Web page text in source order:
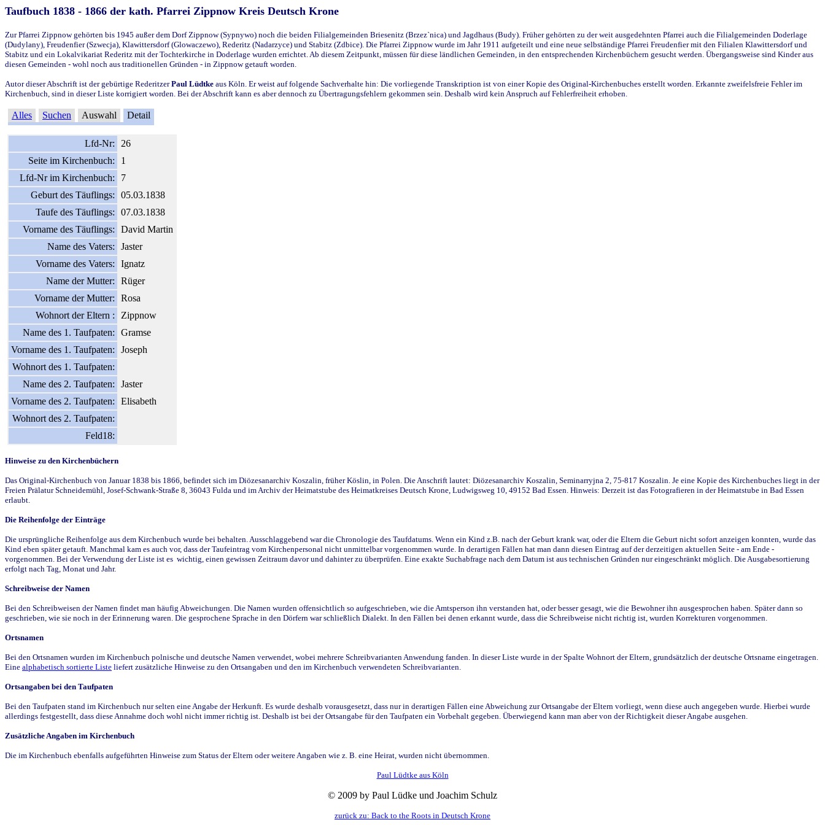
Taufbuch 1838 - 1866 der kath. Pfarrei Zippnow Kreis Deutsch Krone
Zur Pfarrei Zippnow gehörten bis 1945 außer dem Dorf Zippnow (Sypnywo) noch die beiden Filialgemeinden Briesenitz (Brzez`nica) und Jagdhaus (Budy). Früher gehörten zu der weit ausgedehnten Pfarrei auch die Filialgemeinden Doderlage
(Dudylany), Freudenfier (Szwecja), Klawittersdorf (Glowaczewo), Rederitz (Nadarzyce) und Stabitz (Zdbice). Die Pfarrei Zippnow wurde im Jahr 1911 aufgeteilt und eine neue selbständige Pfarrei Freudenfier mit den Filialen Klawittersdorf und
Stabitz und ein Lokalvikariat Rederitz mit der Tochterkirche in Doderlage wurden errichtet. Ab diesem Zeitpunkt, müssen für diese ländlichen Gemeinden, in den entsprechenden Kirchenbüchern gesucht werden. Übergangsweise sind Kinder aus
diesen Gemeinden - wohl noch aus traditionellen Gründen - in Zippnow getauft worden.
Autor dieser Abschrift ist der gebürtige RederitzerPaul Lüdtke aus Köln. Er weist auf folgende Sachverhalte hin: Die vorliegende Transkription ist von einer Kopie des Original-Kirchenbuches erstellt worden. Erkannte zweifelsfreie Fehler im
Kirchenbuch, sind in dieser Liste korrigiert worden. Bei der Abschrift kann es aber dennoch zu Übertragungsfehlern gekommen sein. Deshalb wird kein Anspruch auf Fehlerfreiheit erhoben.
Alles Suchen Auswahl Detail
Lfd-Nr:
26
Seite im Kirchenbuch:
1
Lfd-Nr im Kirchenbuch:
7
Geburt des Täuflings:
05.03.1838
Taufe des Täuflings:
07.03.1838
Vorname des Täuflings:
David Martin
Name des Vaters:
Jaster
Vorname des Vaters:
Ignatz
Name der Mutter:
Rüger
Vorname der Mutter:
Rosa
Wohnort der Eltern :
Zippnow
Name des 1. Taufpaten:
Gramse
Vorname des 1. Taufpaten:
Joseph
Wohnort des 1. Taufpaten:
Name des 2. Taufpaten:
Jaster
Vorname des 2. Taufpaten:
Elisabeth
Wohnort des 2. Taufpaten:
Feld18:
Hinweise zu den Kirchenbüchern
Das Original-Kirchenbuch von Januar 1838 bis 1866, befindet sich im Diözesanarchiv Koszalin, früher Köslin, in Polen. Die Anschrift lautet: Diözesanarchiv Koszalin, Seminarryjna 2, 75-817 Koszalin. Je eine Kopie des Kirchenbuches liegt in der
Freien Prälatur Schneidemühl, Josef-Schwank-Straße 8, 36043 Fulda und im Archiv der Heimatstube des Heimatkreises Deutsch Krone, Ludwigsweg 10, 49152 Bad Essen. Hinweis: Derzeit ist das Fotografieren in der Heimatstube in Bad Essen
erlaubt.
Die Reihenfolge der Einträge
Die ursprüngliche Reihenfolge aus dem Kirchenbuch wurde bei behalten. Ausschlaggebend war die Chronologie des Taufdatums. Wenn ein Kind z.B. nach der Geburt krank war, oder die Eltern die Geburt nicht sofort anzeigen konnten, wurde das
Kind eben später getauft. Manchmal kam es auch vor, dass der Taufeintrag vom Kirchenpersonal nicht unmittelbar vorgenommen wurde. In derartigen Fällen hat man dann diesen Eintrag auf der derzeitigen aktuellen Seite - am Ende -
vorgenommen. Bei der Verwendung der Liste ist es wichtig, einen gewissen Zeitraum davor und dahinter zu überprüfen. Eine exakte Suchabfrage nach dem Datum ist aus technischen Gründen nur eingeschränkt möglich. Die Ausgabesortierung
erfolgt nach Tag, Monat und Jahr.
Schreibweise der Namen
Bei den Schreibweisen der Namen findet man häufig Abweichungen. Die Namen wurden offensichtlich so aufgeschrieben, wie die Amtsperson ihn verstanden hat, oder besser gesagt, wie die Bewohner ihn ausgesprochen haben. Später dann so
geschrieben, wie sie noch in der Erinnerung waren. Die gesprochene Sprache in den Dörfern war schließlich Dialekt. In den Fällen bei denen erkannt wurde, dass die Schreibweise nicht richtig ist, wurden Korrekturen vorgenommen.
Ortsnamen
Bei den Ortsnamen wurden im Kirchenbuch polnische und deutsche Namen verwendet, wobei mehrere Schreibvarianten Anwendung fanden. In dieser Liste wurde in der Spalte Wohnort der Eltern, grundsätzlich der deutsche Ortsname eingetragen.
Eine alphabetisch sortierte Liste liefert zusätzliche Hinweise zu den Ortsangaben und den im Kirchenbuch verwendeten Schreibvarianten.
Ortsangaben bei den Taufpaten
Bei den Taufpaten stand im Kirchenbuch nur selten eine Angabe der Herkunft. Es wurde deshalb vorausgesetzt, dass nur in derartigen Fällen eine Abweichung zur Ortsangabe der Eltern vorliegt, wenn diese auch angegeben wurde. Hierbei wurde
allerdings festgestellt, dass diese Annahme doch wohl nicht immer richtig ist. Deshalb ist bei der Ortsangabe für den Taufpaten ein Vorbehalt gegeben. Überwiegend kann man aber von der Richtigkeit dieser Angabe ausgehen.
Zusätzliche Angaben im Kirchenbuch
Die im Kirchenbuch ebenfalls aufgeführten Hinweise zum Status der Eltern oder weitere Angaben wie z. B. eine Heirat, wurden nicht übernommen.
Paul Lüdtke aus Köln
© 2009 by Paul Lüdke und Joachim Schulz
zurück zu: Back to the Roots in Deutsch Krone